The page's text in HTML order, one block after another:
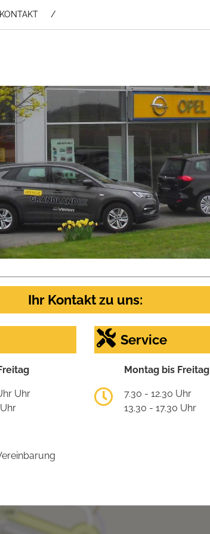
KONTAKT
Ihr Kontakt zu uns:
Uhr
Service
Montag bis Freitag
7.30 - 12.30 Uhr
13.30 - 17.30 Uhr